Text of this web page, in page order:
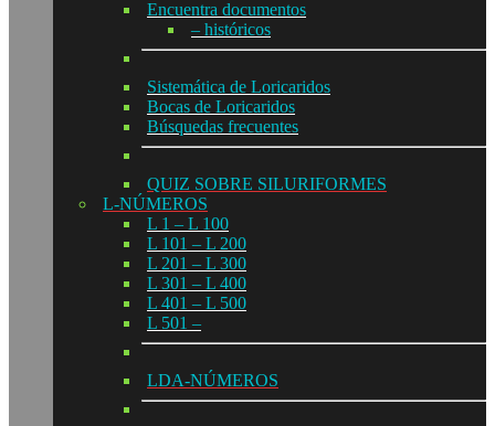
Encuentra documentos
– históricos
Sistemática de Loricaridos
Bocas de Loricaridos
Búsquedas frecuentes
QUIZ SOBRE SILURIFORMES
L-NÚMEROS
L 1 – L 100
L 101 – L 200
L 201 – L 300
L 301 – L 400
L 401 – L 500
L 501 –
LDA-NÚMEROS